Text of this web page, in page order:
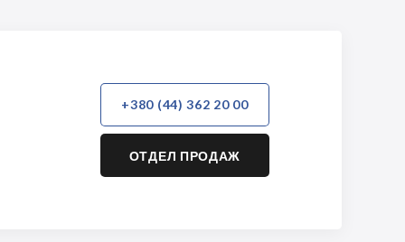
+380 (44) 362 20 00
ОТДЕЛ ПРОДАЖ